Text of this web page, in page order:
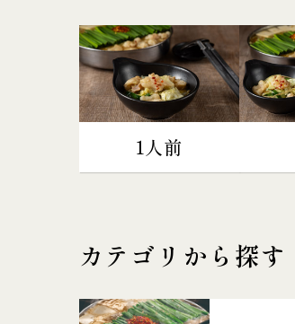
1人前
カテゴリから探す